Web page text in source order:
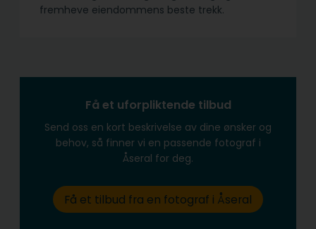
fremheve eiendommens beste trekk.
Få et uforpliktende tilbud
Send oss en kort beskrivelse av dine ønsker og
behov, så finner vi en passende fotograf i
Åseral for deg.
Få et tilbud fra en fotograf i Åseral